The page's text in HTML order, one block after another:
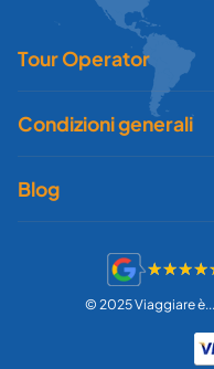
Tour Operator
Condizioni generali
Blog
© 2025 Viaggiare